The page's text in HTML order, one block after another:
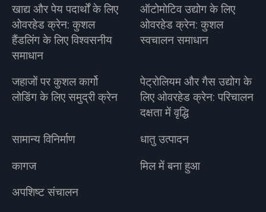
खाद्य और पेय पदार्थों के लिए
ओवरहेड क्रेन: कुशल
हैंडलिंग के लिए विश्वसनीय
समाधान
ऑटोमोटिव उद्योग के लिए
ओवरहेड क्रेन: कुशल
स्वचालन समाधान
जहाजों पर कुशल कार्गो
लोडिंग के लिए समुद्री क्रेन
पेट्रोलियम और गैस उद्योग के
लिए ओवरहेड क्रेन: परिचालन
दक्षता में वृद्धि
सामान्य विनिर्माण
धातु उत्पादन
कागज
मिल में बना हुआ
अपशिष्ट संचालन